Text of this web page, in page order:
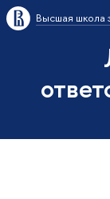
Высшая школа